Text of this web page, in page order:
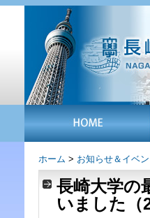
ホーム > お知らせ＆イベ
長崎大学の
いました（